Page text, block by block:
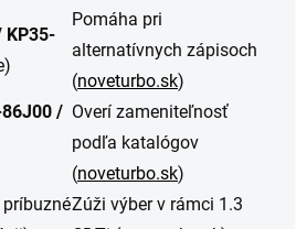
KP35-
Pomáha pri
alternatívnych zápisoch
(noveturbo.sk)
/ Overí zameniteľnosť
podľa katalógov
(noveturbo.sk)
príbuznéZúži výber v rámci 1.3